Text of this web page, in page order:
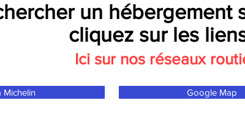
un hébergement
cliquez sur les
Ici sur nos réseaux
Michelin Google Map